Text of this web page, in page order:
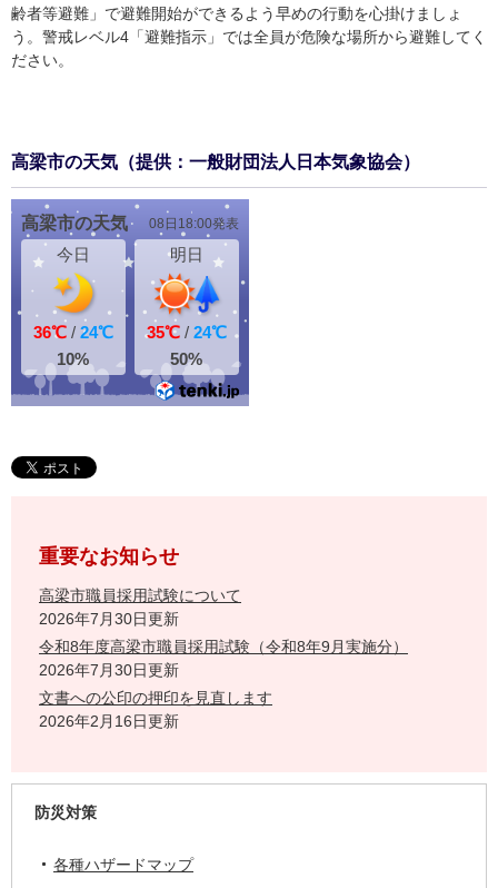
齢者等避難」で避難開始ができるよう早めの行動を心掛けましょ
う。警戒レベル4「避難指示」では全員が危険な場所から避難してく
ださい。
高梁市の天気（提供：一般財団法人日本気象協会）
重要なお知らせ
高梁市職員採用試験について
2026年7月30日更新
令和8年度高梁市職員採用試験（令和8年9月実施分）
2026年7月30日更新
文書への公印の押印を見直します
2026年2月16日更新
防災対策
各種ハザードマップ